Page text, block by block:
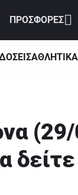
ΠΡΟΣΦΟΡΕΣ